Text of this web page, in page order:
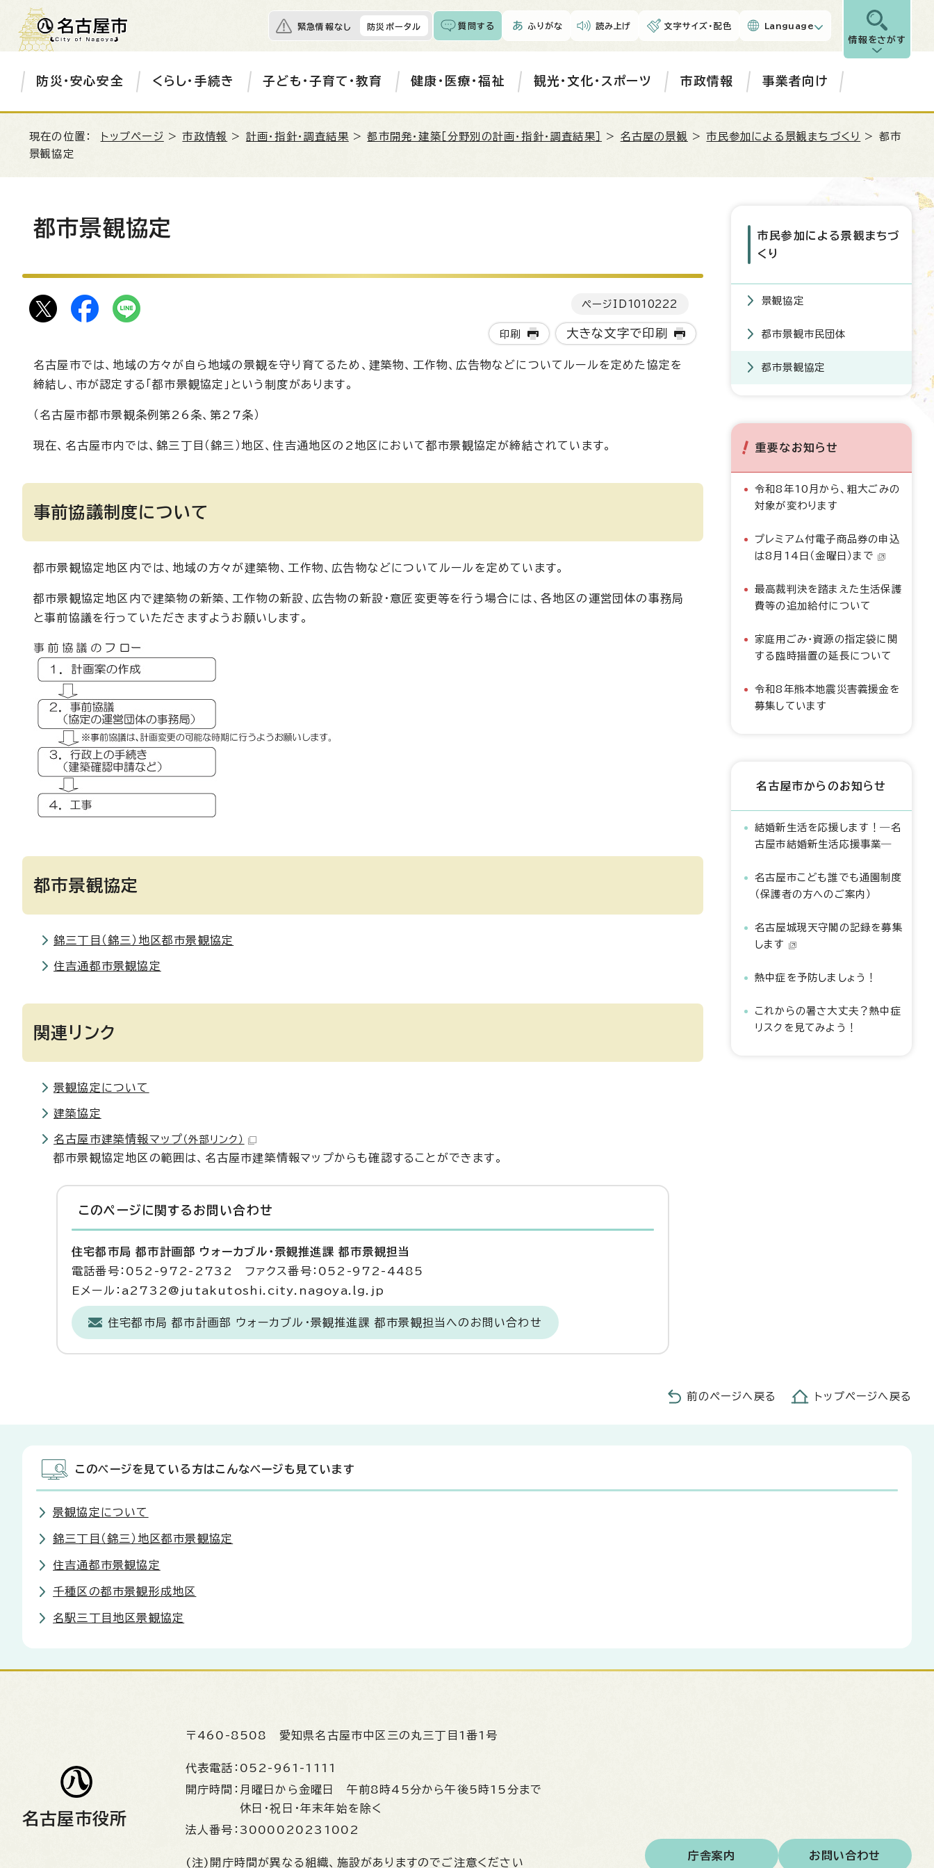
緊急情報なし 防災ポータル 質問する ふりがな 読み上げ 文字サイズ・配色 Language
情報をさがす
防災・安心安全 くらし・手続き 子ども・子育て・教育 健康・医療・福祉 観光・文化・スポーツ 市政情報 事業者向け
現在の位置： トップページ >市政情報 > 計画・指針・調査結果 >都市開発・建築［分野別の計画・指針・調査結果］ > 名古屋の景観 >市民参加による景観まちづくり
> 都市
景観協定
都市景観協定
ページID 1010222
印刷 大きな文字で印刷
名古屋市では、地域の方々が自ら地域の景観を守り育てるため、建築物、工作物、広告物などについてルールを定めた協定を
締結し、市が認定する「都市景観協定」という制度があります。
（名古屋市都市景観条例第26条、第27条）
現在、名古屋市内では、錦三丁目（錦三）地区、住吉通地区の2地区において都市景観協定が締結されています。
事前協議制度について
都市景観協定地区内では、地域の方々が建築物、工作物、広告物などについてルールを定めています。
都市景観協定地区内で建築物の新築、工作物の新設、広告物の新設・意匠変更等を行う場合には、各地区の運営団体の事務局
と事前協議を行っていただきますようお願いします。
都市景観協定
錦三丁目（錦三）地区都市景観協定
住吉通都市景観協定
関連リンク
景観協定について
建築協定
名古屋市建築情報マップ （外部リンク）
都市景観協定地区の範囲は、名古屋市建築情報マップからも確認することができます。
このページに関する お問い合わせ
住宅都市局 都市計画部 ウォーカブル・景観推進課 都市景観担当
電話番号：052-972-2732 ファクス番号：052-972-4485
Eメール：a2732@jutakutoshi.city.nagoya.lg.jp
住宅都市局 都市計画部 ウォーカブル・景観推進課 都市景観担当へのお問い合わせ
市民参加による景観まちづ
くり
景観協定
都市景観市民団体
都市景観協定
重要なお知らせ
令和8年10月から、粗大ごみの
対象が変わります
プレミアム付電子商品券の申込
は8月14日（金曜日）まで
最高裁判決を踏まえた生活保護
費等の追加給付について
家庭用ごみ・資源の指定袋に関
する臨時措置の延長について
令和8年熊本地震災害義援金を
募集しています
名古屋市からのお知らせ
結婚新生活を応援します！―名
古屋市結婚新生活応援事業―
名古屋市こども誰でも通園制度
（保護者の方へのご案内）
名古屋城現天守閣の記録を募集
します
熱中症を予防しましょう！
これからの暑さ大丈夫？熱中症
リスクを見てみよう！
前のページへ戻る トップページへ戻る
このページを見ている方はこんなページも見ています
景観協定について
錦三丁目（錦三）地区都市景観協定
住吉通都市景観協定
千種区の都市景観形成地区
名駅三丁目地区景観協定
名古屋市役所
〒460-8508 愛知県名古屋市中区三の丸三丁目1番1号
代表電話： 052-961-1111
開庁時間： 月曜日から金曜日 午前8時45分から午後5時15分まで
休日・祝日・年末年始を除く
法人番号： 3000020231002
(注)開庁時間が異なる組織、施設がありますのでご注意ください
庁舎案内 お問い合わせ